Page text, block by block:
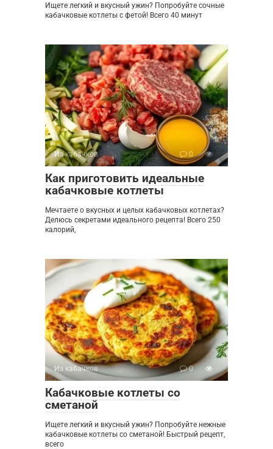
Ищете легкий и вкусный ужин? Попробуйте сочные
кабачковые котлеты с фетой! Всего 40 минут
Из кабачков 0
Как приготовить идеальные
кабачковые котлеты
Мечтаете о вкусных и целых кабачковых котлетах?
Делюсь секретами идеального рецепта! Всего 250
калорий,
Из кабачков 0
Кабачковые котлеты со
сметаной
Ищете легкий и вкусный ужин? Попробуйте нежные
кабачковые котлеты со сметаной! Быстрый рецепт,
всего